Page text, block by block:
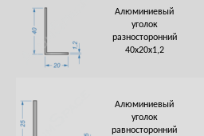
Алюминиевый
уголок
разносторонний
40х20х1,2
Алюминиевый
уголок
равносторонний